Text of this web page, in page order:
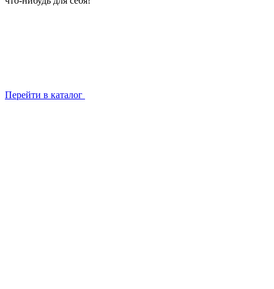
Перейти в каталог